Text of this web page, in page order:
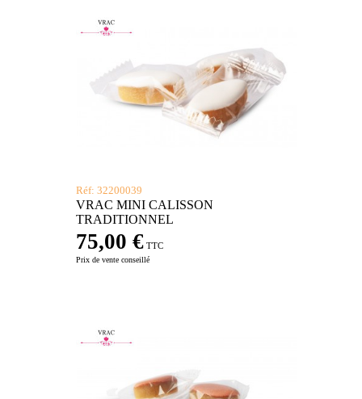
Réf: 32200039
VRAC MINI CALISSON
TRADITIONNEL
75,00 € TTC
Prix de vente conseillé